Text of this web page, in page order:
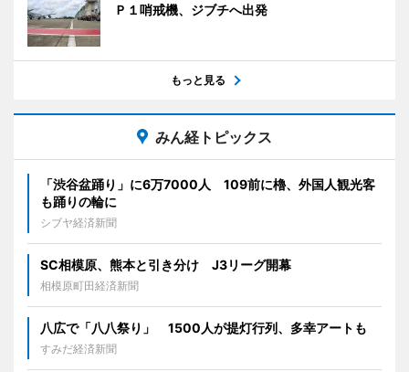
Ｐ１哨戒機、ジブチへ出発
もっと見る
みん経トピックス
「渋谷盆踊り」に6万7000人 109前に櫓、外国人観光客
も踊りの輪に
シブヤ経済新聞
SC相模原、熊本と引き分け J3リーグ開幕
相模原町田経済新聞
八広で「八八祭り」 1500人が提灯行列、多幸アートも
すみだ経済新聞